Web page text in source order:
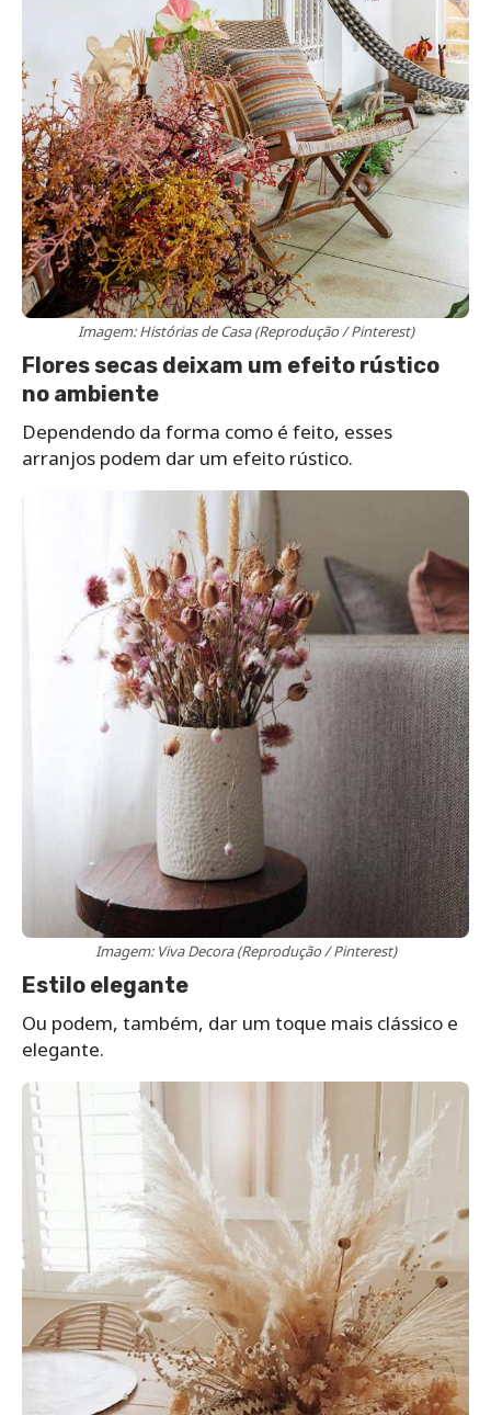
Imagem: Histórias de Casa (Reprodução / Pinterest)
Flores secas deixam um efeito rústico
no ambiente
Dependendo da forma como é feito, esses
arranjos podem dar um efeito rústico.
Imagem: Viva Decora (Reprodução / Pinterest)
Estilo elegante
Ou podem, também, dar um toque mais clássico e
elegante.